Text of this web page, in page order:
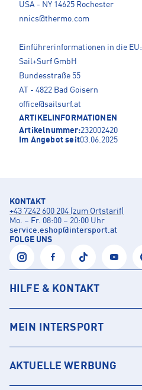
USA - NY 14625 Rochester
nnics@thermo.com
Einführerinformationen in die EU:
Sail+Surf GmbH
Bundesstraße 55
AT - 4822 Bad Goisern
office@sailsurf.at
ARTIKELINFORMATIONEN
Artikelnummer:232002420
Im Angebot seit03.06.2025
KONTAKT
+43 7242 600 204 (zum Ortstarif)
Mo. – Fr. 08:00 – 20:00 Uhr
service.eshop@intersport.at
FOLGE UNS
HILFE & KONTAKT
MEIN INTERSPORT
AKTUELLE WERBUNG